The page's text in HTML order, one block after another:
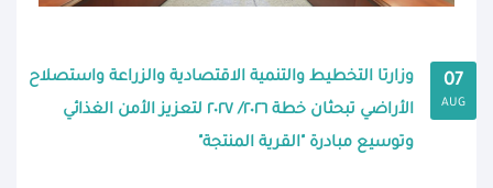
07
AUG
وزارتا التخطيط والتنمية الاقتصادية والزراعة واستصلاح
الأراضي تبحثان خطة ٢٠٢٦/ ٢٠٢٧ لتعزيز الأمن الغذائي
وتوسيع مبادرة "القرية المنتجة"